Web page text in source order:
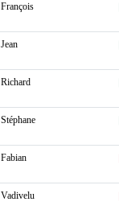
François
Jean
Richard
Stéphane
Fabian
Vadivelu